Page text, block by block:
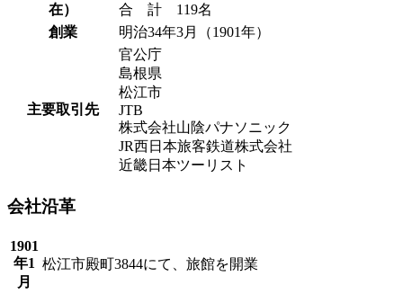
在）
合 計 119名
創業
明治34年3月（1901年）
主要取引先
官公庁
島根県
松江市
JTB
株式会社山陰パナソニック
JR西日本旅客鉄道株式会社
近畿日本ツーリスト
会社沿革
1901
年1
月
松江市殿町3844にて、旅館を開業